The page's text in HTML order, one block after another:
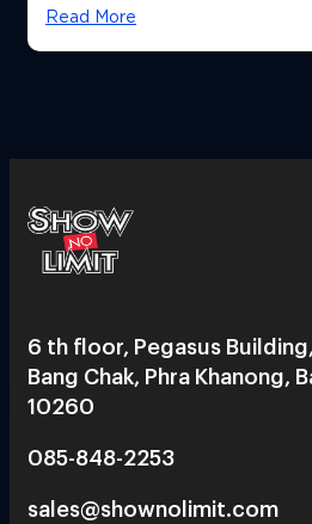
Read More
6 th floor, Pegasus
Bang Chak, Phra Khanong,
10260
085-848-2253
sales@shownolimit.com